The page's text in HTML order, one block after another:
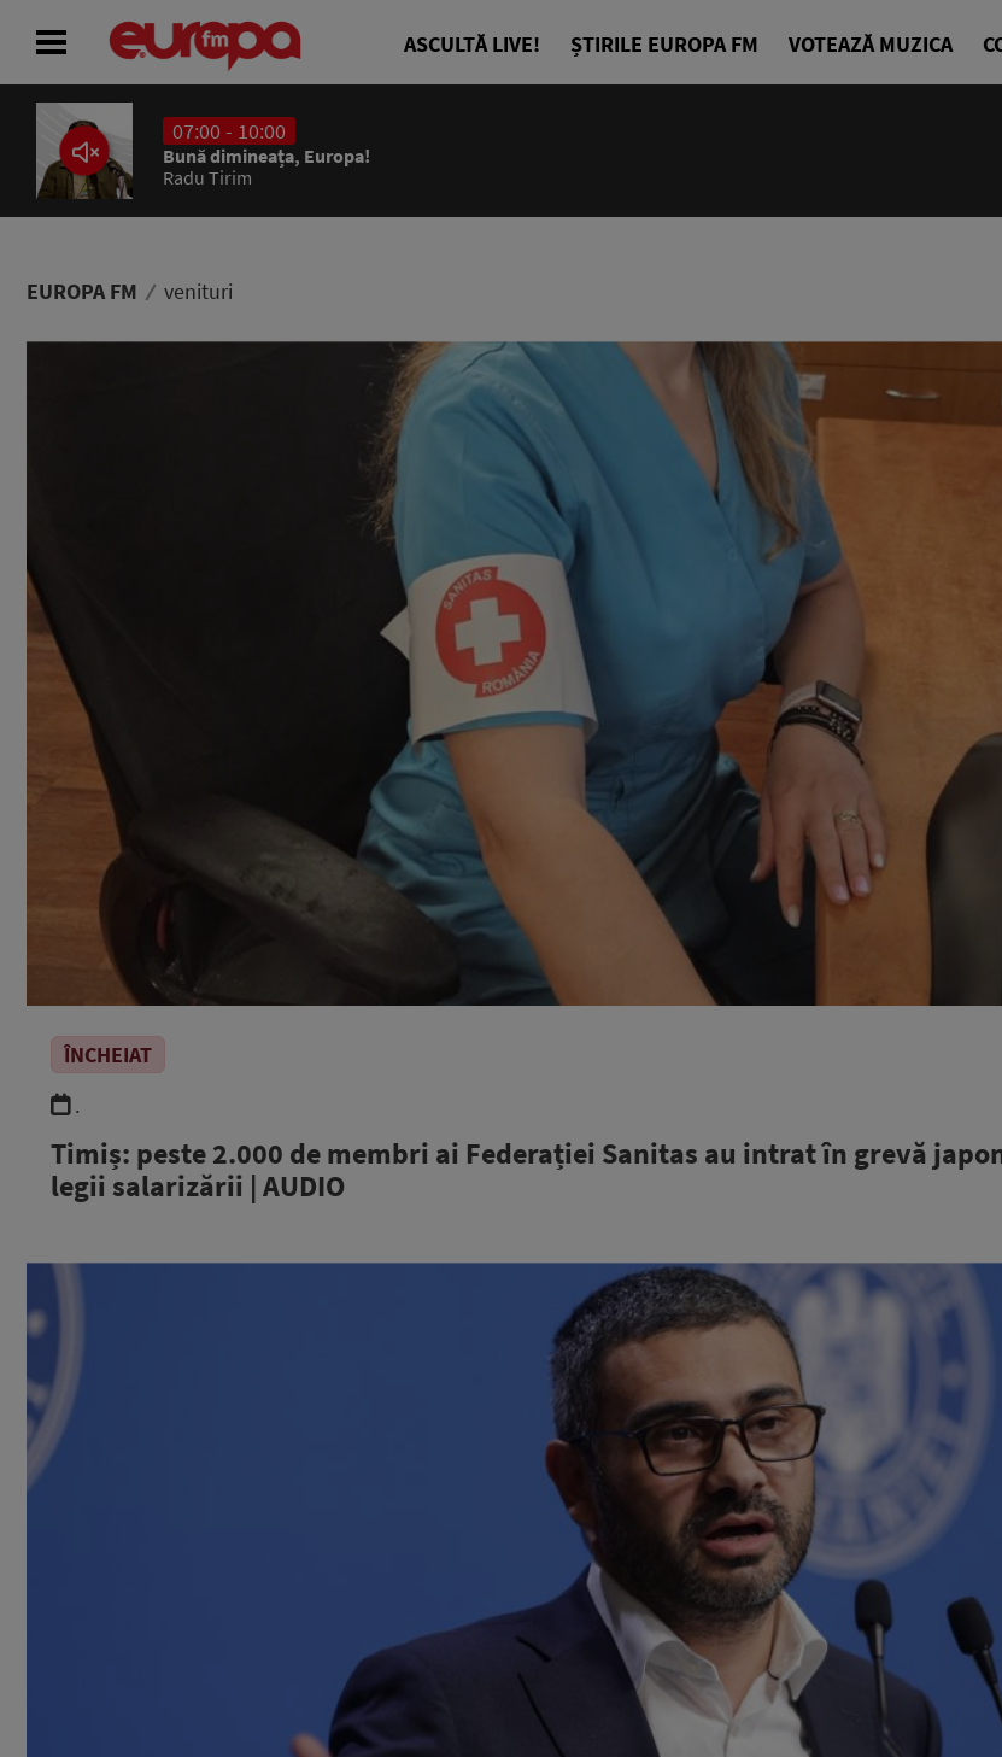
ASCULTĂ LIVE! ȘTIRILE EUROPA FM VOTEAZĂ MUZICA
07:00 - 10:00
Bună dimineața, Europa!
Radu Tirim
EUROPA FM venituri
ÎNCHEIAT
.
Timiș: peste 2.000 de membri ai Federației Sanitas au intrat în grevă
legii salarizării | AUDIO
ACASĂ
ȘTIRI